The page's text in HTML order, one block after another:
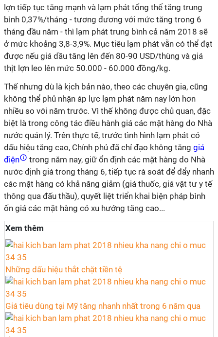
lợn tiếp tục tăng mạnh và lạm phát tổng thể tăng trung
bình 0,37%/tháng - tương đương với mức tăng trong 6
tháng đầu năm - thì lạm phát trung bình cả năm 2018 sẽ
ở mức khoảng 3,8-3,9%. Mục tiêu lạm phát vẫn có thể đạt
được nếu giá dầu tăng lên đến 80-90 USD/thùng và giá
thịt lợn leo lên mức 50.000 - 60.000 đồng/kg.
Thế nhưng dù là kịch bản nào, theo các chuyên gia, cũng
không thể phủ nhận áp lực lạm phát năm nay lớn hơn
nhiều so với năm trước. Vì thế không được chủ quan, đặc
biệt là trong công tác điều hành giá các mặt hàng do Nhà
nước quản lý. Trên thực tế, trước tình hình lạm phát có
dấu hiệu tăng cao, Chính phủ đã chỉ đạo không tăng giá
điện
trong năm nay, giữ ổn định các mặt hàng do Nhà
nước định giá trong tháng 6, tiếp tục rà soát để đẩy nhanh
các mặt hàng có khả năng giảm (giá thuốc, giá vật tư y tế
thông qua đấu thầu), quyết liệt triển khai biện pháp bình
ổn giá các mặt hàng có xu hướng tăng cao...
Xem thêm
Những dấu hiệu thắt chặt tiền tệ
Giá tiêu dùng tại Mỹ tăng nhanh nhất trong 6 năm qua